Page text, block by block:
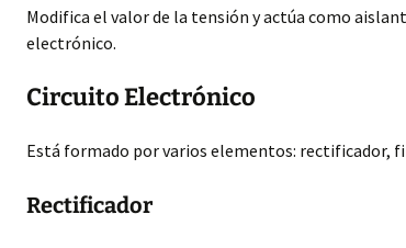
Modifica el valor de la tensión y actúa como
electrónico.
Circuito Electrónico
Está formado por varios elementos: rectificador,
Rectificador